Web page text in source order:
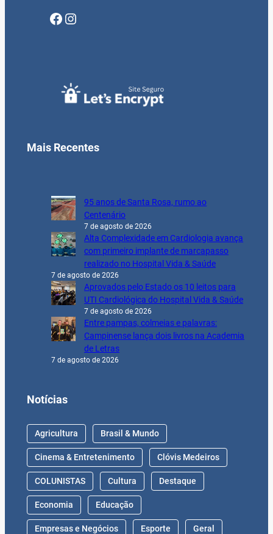
Facebook Instagram
Mais Recentes
95 anos de Santa Rosa, rumo ao
Centenário
7 de agosto de 2026
Alta Complexidade em Cardiologia avança
com primeiro implante de marcapasso
realizado no Hospital Vida & Saúde
7 de agosto de 2026
Aprovados pelo Estado os 10 leitos para
UTI Cardiológica do Hospital Vida & Saúde
7 de agosto de 2026
Entre pampas, colmeias e palavras:
Campinense lança dois livros na Academia
de Letras
7 de agosto de 2026
Notícias
Agricultura Brasil & Mundo
Cinema & Entretenimento Clóvis Medeiros
COLUNISTAS Cultura Destaque
Economia Educação
Empresas e Negócios Esporte Geral